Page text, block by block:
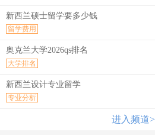
新西兰硕士留学要多少钱
留学费用
奥克兰大学2026qs排名
大学排名
新西兰设计专业留学
专业分析
进入频道>